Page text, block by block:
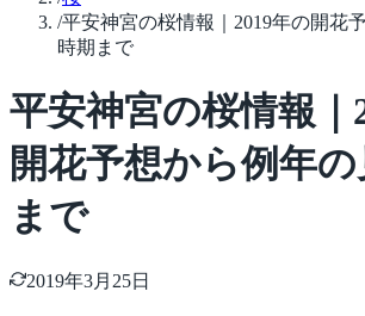
/平安神宮の桜情報｜2019年の開花
時期まで
平安神宮の桜情報｜
開花予想から例年
まで
2019年3月25日